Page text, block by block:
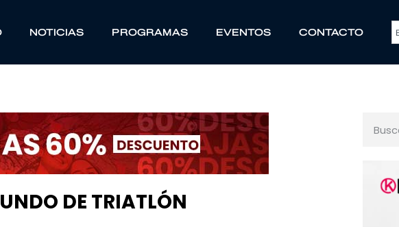
NOTICIAS PROGRAMAS EVENTOS CONTACTO
DE TRIATLÓN